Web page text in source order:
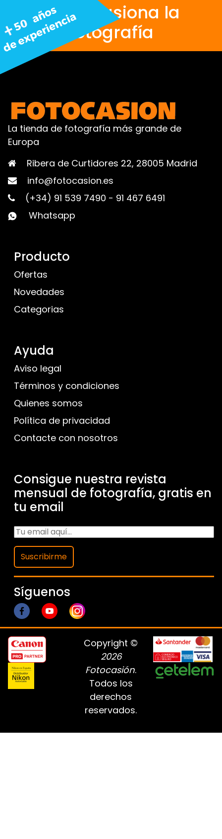
Nos apasiona la
fotografía
La tienda de fotografía más grande de
Europa
Ribera de Curtidores 22, 28005 Madrid
info@fotocasion.es
(+34) 91 539 7490 - 91 467 6491
Whatsapp
Producto
Ofertas
Novedades
Categorias
Ayuda
Aviso legal
Términos y condiciones
Quienes somos
Política de privacidad
Contacte con nosotros
Consigue nuestra revista
mensual de fotografía, gratis en
tu email
Suscribirme
Síguenos
Copyright ©
2026
Fotocasión.
Todos los
derechos
reservados.